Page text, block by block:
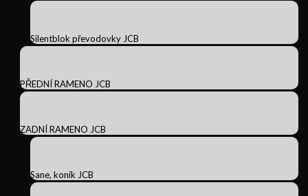
Silentblok převodovky JCB
PŘEDNÍ RAMENO JCB
ZADNÍ RAMENO JCB
Sane, koník JCB